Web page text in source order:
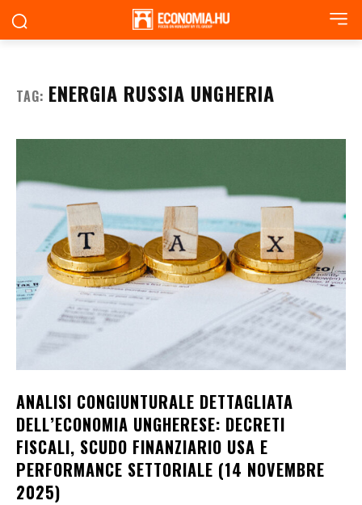
TAG: ENERGIA RUSSIA UNGHERIA
ANALISI CONGIUNTURALE DETTAGLIATA
DELL’ECONOMIA UNGHERESE: DECRETI
FISCALI, SCUDO FINANZIARIO USA E
PERFORMANCE SETTORIALE (14 NOVEMBRE
2025)